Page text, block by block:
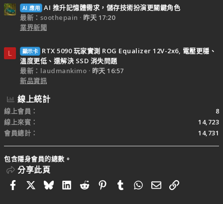
AI 應用 AI 推升記憶體需求，儲存技術扮演更關鍵角色
最新：soothepain
昨天 17:20
業界新聞
L 顯示卡
RTX 5090 玩家實測 ROG Equalizer 12V-2x6, 電壓更穩、
溫度更低、還解決 SSD 消失問題
最新：laudmankimo
昨天 16:57
新品資訊
線上統計
線上會員
8
線上來賓
14,723
會員總計
14,731
包含隱身會員的總數。
分享此頁
FacebookBlueskyLinkedIn
RedditPinterestTumblrWhatsApp
電子郵件
連結